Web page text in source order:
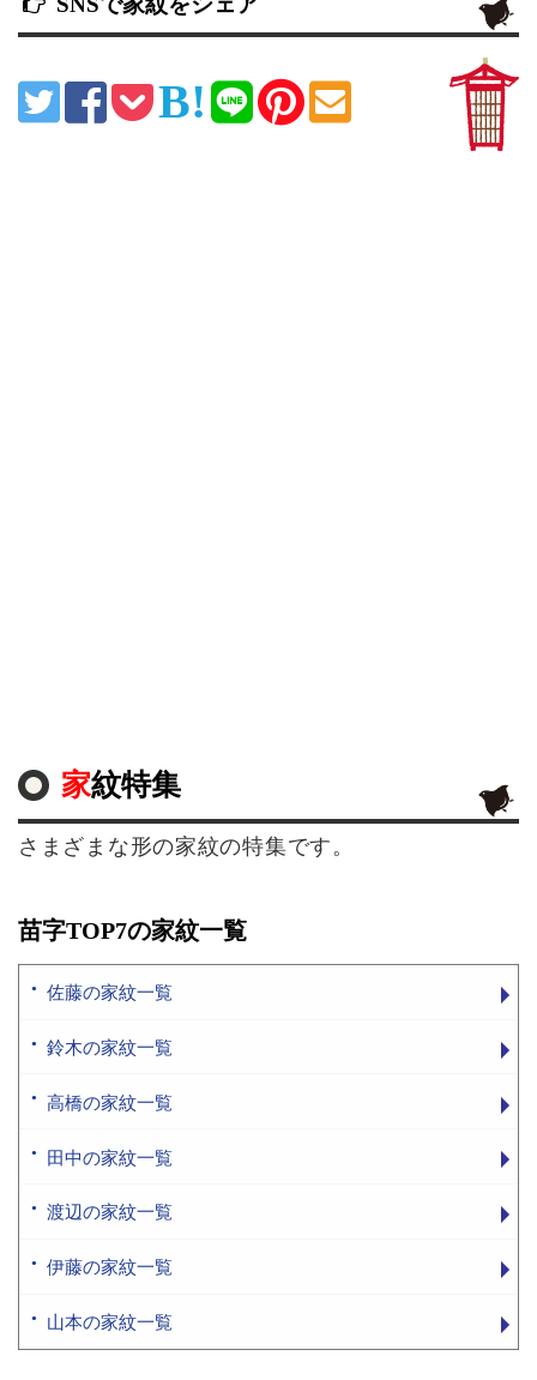
家紋特集
さまざまな形の家紋の特集です。
苗字TOP7の家紋一覧
佐藤の家紋一覧
鈴木の家紋一覧
高橋の家紋一覧
田中の家紋一覧
渡辺の家紋一覧
伊藤の家紋一覧
山本の家紋一覧